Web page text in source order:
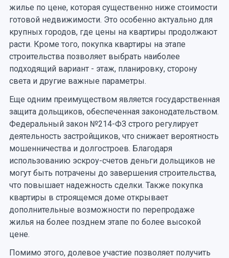
жилье по цене, которая существенно ниже стоимости
готовой недвижимости. Это особенно актуально для
крупных городов, где цены на квартиры продолжают
расти. Кроме того, покупка квартиры на этапе
строительства позволяет выбрать наиболее
подходящий вариант - этаж, планировку, сторону
света и другие важные параметры.
Еще одним преимуществом является государственная
защита дольщиков, обеспеченная законодательством.
Федеральный закон №214-ФЗ строго регулирует
деятельность застройщиков, что снижает вероятность
мошенничества и долгостроев. Благодаря
использованию эскроу-счетов деньги дольщиков не
могут быть потрачены до завершения строительства,
что повышает надежность сделки. Также покупка
квартиры в строящемся доме открывает
дополнительные возможности по перепродаже
жилья на более позднем этапе по более высокой
цене.
Помимо этого, долевое участие позволяет получить